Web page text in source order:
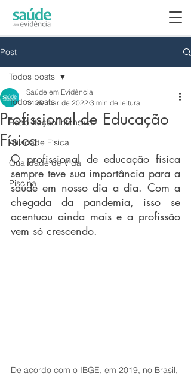
Post
Todos posts
Reabilitação Intensiva
Atividade Física
Qualidade de Vida
Piscina
Todos posts
Profissional de Educação
Física
Saúde em Evidência
14 de mar. de 2022 3 min de leitura
O profissional de educação física
sempre teve sua importância para a
saúde em nosso dia a dia. Com a
chegada da pandemia, isso se
acentuou ainda mais e a profissão
vem só crescendo.
De acordo com o IBGE, em 2019, no Brasil,